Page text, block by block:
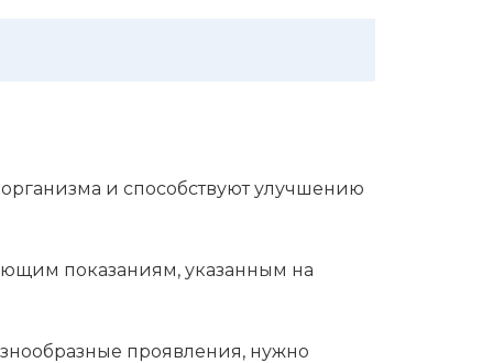
и способ­ству­ют улуч­ше­нию
пока­за­ни­ям, указан­ным на
прояв­ле­ния, нужно